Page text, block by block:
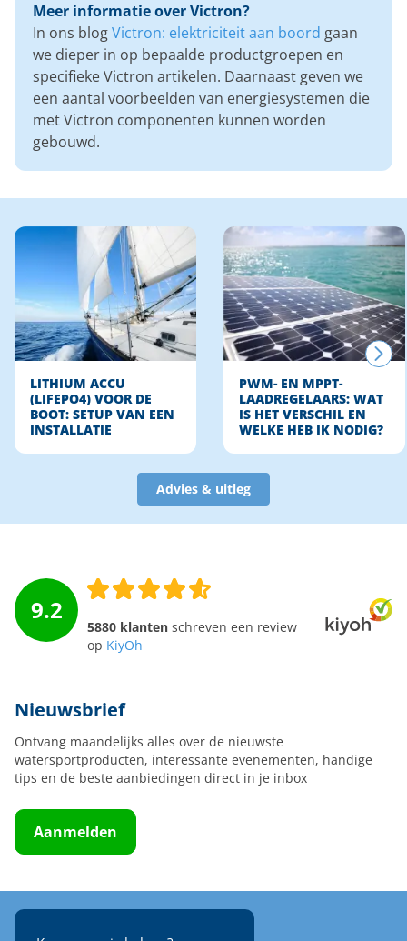
Meer informatie over Victron?
In ons blogVictron: elektriciteit aan boord gaan
we dieper in op bepaalde productgroepen en
specifieke Victron artikelen. Daarnaast geven we
een aantal voorbeelden van energiesystemen die
met Victron componenten kunnen worden
gebouwd.
LITHIUM ACCU
(LIFEPO4) VOOR DE
BOOT: SETUP VAN EEN
INSTALLATIE
PWM- EN MPPT-
LAADREGELAARS: WAT
IS HET VERSCHIL EN
WELKE HEB IK NODIG?
Advies & uitleg
9.2
5880 klanten schreven een review
op KiyOh
Nieuwsbrief
Ontvang maandelijks alles over de nieuwste
watersportproducten, interessante evenementen, handige
tips en de beste aanbiedingen direct in je inbox
Aanmelden